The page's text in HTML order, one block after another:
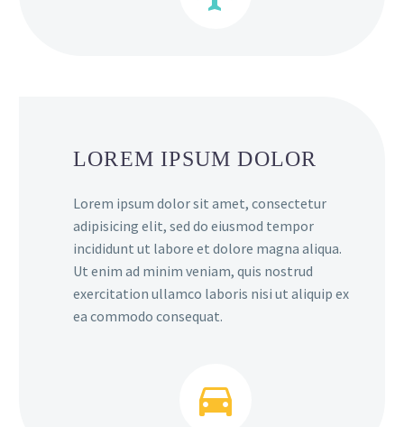
LOREM IPSUM DOLOR
Lorem ipsum dolor sit amet, consectetur
adipisicing elit, sed do eiusmod tempor
incididunt ut labore et dolore magna aliqua.
Ut enim ad minim veniam, quis nostrud
exercitation ullamco laboris nisi ut aliquip ex
ea commodo consequat.

